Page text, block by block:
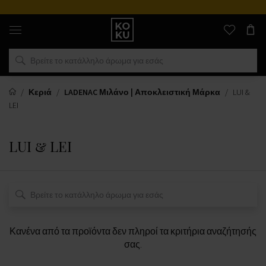
Αυθεντικά
αρώματα
και
ρολόγια
σε
μέρος
Κεριά
LADENAC Μιλάνο | Αποκλειστική Μάρκα
LUI &
LEI
LUI & LEI
Κανένα από τα προϊόντα δεν πληροί τα κριτήρια αναζήτησής
σας.